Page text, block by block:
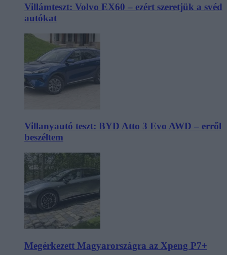
Villámteszt: Volvo EX60 – ezért szeretjük a svéd
autókat
Villanyautó teszt: BYD Atto 3 Evo AWD – erről
beszéltem
Megérkezett Magyarországra az Xpeng P7+